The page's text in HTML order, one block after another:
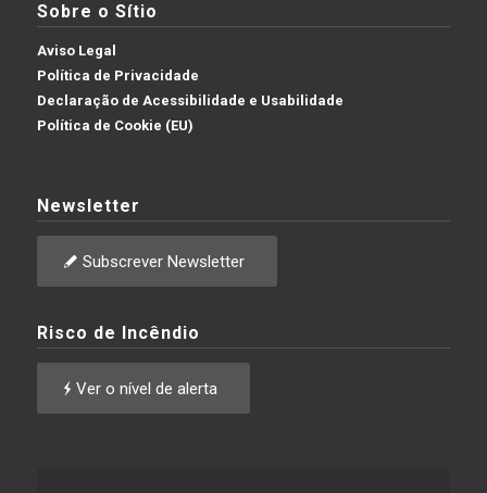
Sobre o Sítio
Aviso Legal
Política de Privacidade
Declaração de Acessibilidade e Usabilidade
Política de Cookie (EU)
Newsletter
Subscrever Newsletter
Risco de Incêndio
Ver o nível de alerta